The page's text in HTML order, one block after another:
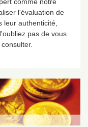
l'évaluation de
leur authenticité,
pas de vous